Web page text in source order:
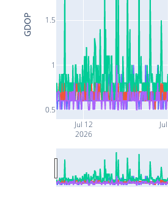
Jul 12
2026
0.5
1
1.5
GDOP